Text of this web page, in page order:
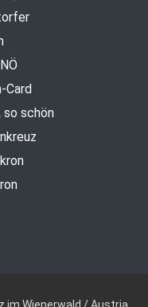
Card
so schön
im Wienerwald / Austria